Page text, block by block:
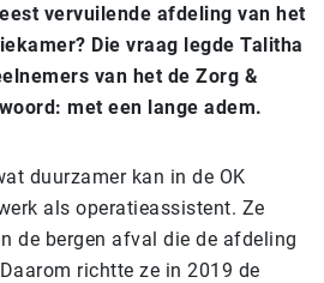
vervuilende afdeling van het
Die vraag legde Talitha
van het de Zorg &
met een lange adem.
duurzamer kan in de OK
als operatieassistent. Ze
de bergen afval die de afdeling
richtte ze in 2019 de